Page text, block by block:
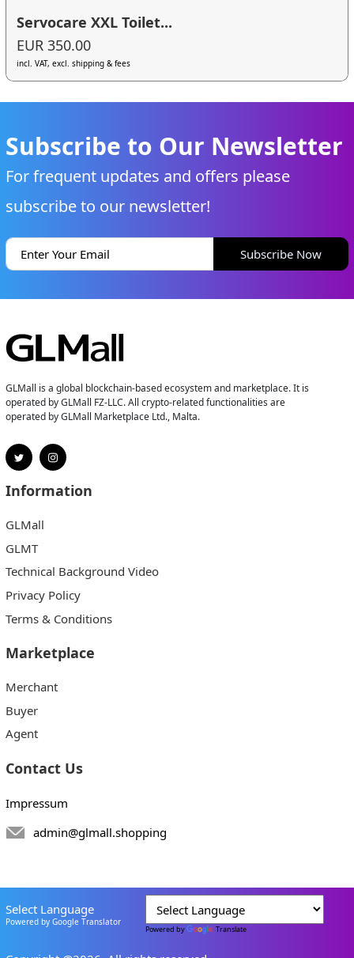
Servocare XXL Toilet...
EUR 350.00
incl. VAT, excl. shipping & fees
Subscribe to Our Newsletter
For frequent updates and offers please
subscribe to our newsletter!
Subscribe Now
GLMall is a global blockchain-based ecosystem and marketplace. It is
operated by GLMall FZ-LLC. All crypto-related functionalities are
operated by GLMall Marketplace Ltd., Malta.
Information
GLMall
GLMT
Technical Background Video
Privacy Policy
Terms & Conditions
Marketplace
Merchant
Buyer
Agent
Contact Us
Impressum
admin@glmall.shopping
Select Language
Powered by Google Translator
Powered by Translate